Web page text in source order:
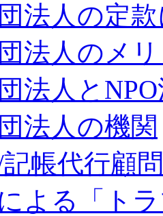
法人の定
法人のメ
法人と
法人の機関
帳代行顧問
よる「ト